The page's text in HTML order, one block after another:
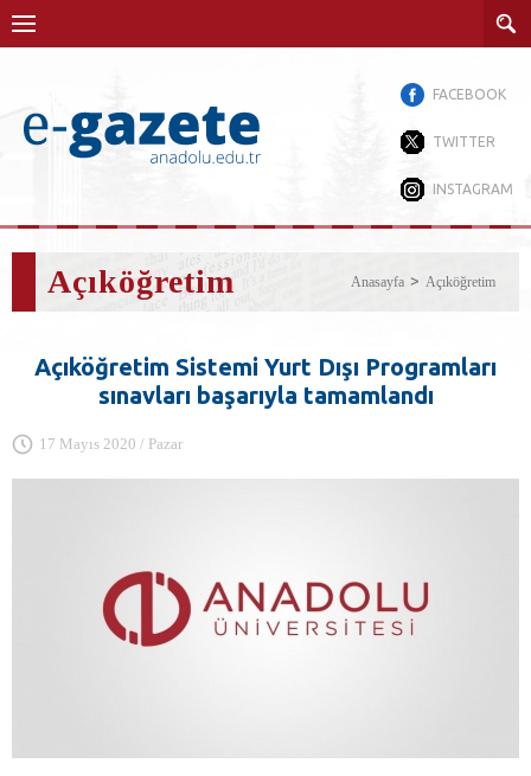
FACEBOOK
TWITTER
INSTAGRAM
Açıköğretim Anasayfa Açıköğretim
Açıköğretim Sistemi Yurt Dışı Programları
sınavları başarıyla tamamlandı
17 Mayıs 2020 / Pazar